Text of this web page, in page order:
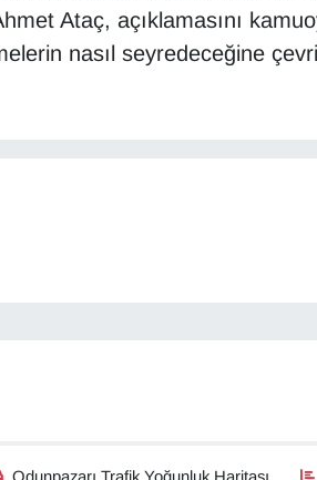
Ataç, açıklamasını
nasıl seyredeceğine
Odunpazarı Trafik Yoğunluk Haritası